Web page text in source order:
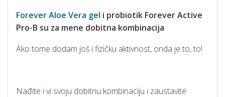
Forever Aloe Vera gel i probiotik Forever Active
Pro-B su za mene dobitna kombinacija.
Ako tome dodam još i fizičku aktivnost, onda je to, to!
Nađite i vi svoju dobitnu kombinaciju i zaustavite